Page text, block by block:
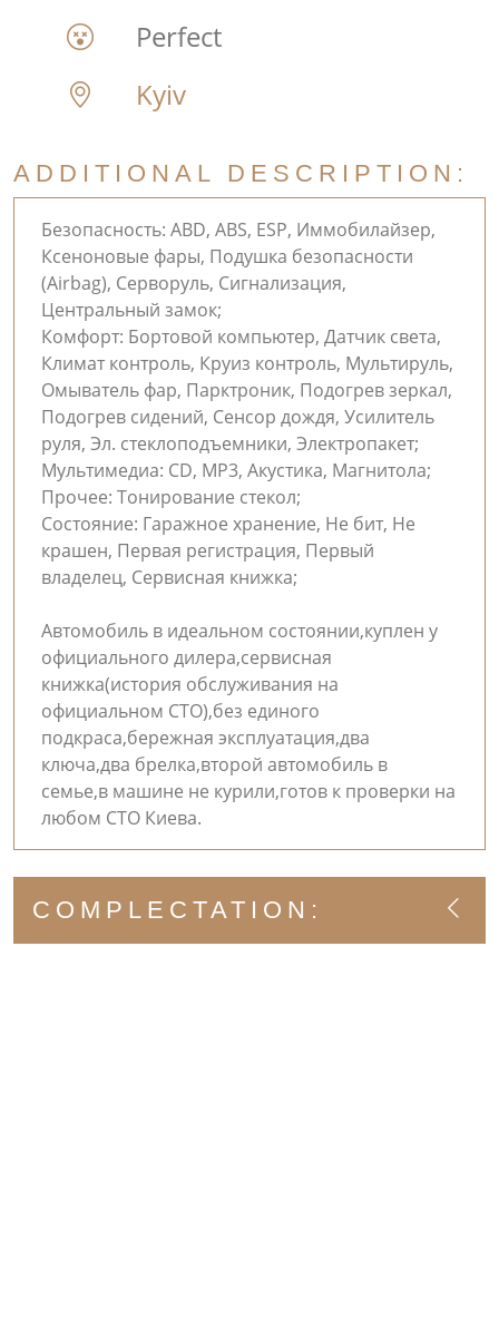
Perfect
Kyiv
ADDITIONAL DESCRIPTION:
Безопасность: ABD, ABS, ESP, Иммобилайзер,
Ксеноновые фары, Подушка безопасности
(Airbag), Серворуль, Сигнализация,
Центральный замок;
Комфорт: Бортовой компьютер, Датчик света,
Климат контроль, Круиз контроль, Мультируль,
Омыватель фар, Парктроник, Подогрев зеркал,
Подогрев сидений, Сенсор дождя, Усилитель
руля, Эл. стеклоподъемники, Электропакет;
Мультимедиа: CD, MP3, Акустика, Магнитола;
Прочее: Тонирование стекол;
Состояние: Гаражное хранение, Не бит, Не
крашен, Первая регистрация, Первый
владелец, Сервисная книжка;
Автомобиль в идеальном состоянии,куплен у
официального дилера,сервисная
книжка(история обслуживания на
официальном СТО),без единого
подкраса,бережная эксплуатация,два
ключа,два брелка,второй автомобиль в
семье,в машине не курили,готов к проверки на
любом СТО Киева.
COMPLECTATION: